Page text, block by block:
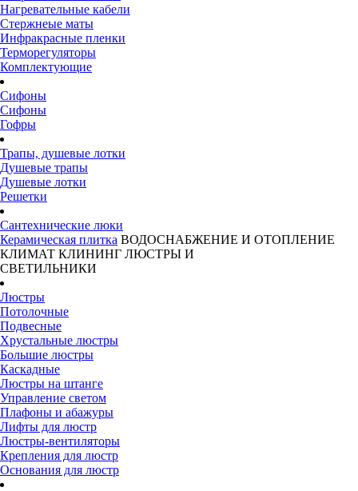
Нагревательные кабели
Стержнеые маты
Инфракрасные пленки
Терморегуляторы
Комплектующие
Сифоны
Сифоны
Гофры
Трапы, душевые лотки
Душевые трапы
Душевые лотки
Решетки
Сантехнические люки
Керамическая плитка ВОДОСНАБЖЕНИЕ И ОТОПЛЕНИЕ
КЛИМАТ КЛИНИНГ ЛЮСТРЫ И
СВЕТИЛЬНИКИ
Люстры
Потолочные
Подвесные
Хрустальные люстры
Большие люстры
Каскадные
Люстры на штанге
Управление светом
Плафоны и абажуры
Лифты для люстр
Люстры-вентиляторы
Крепления для люстр
Основания для люстр